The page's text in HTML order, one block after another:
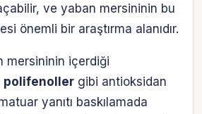
ve yaban mersininin bu
önemli bir araştırma alanıdır.
mersininin içerdiği
polifenoller gibi antioksidan
yanıtı baskılamada